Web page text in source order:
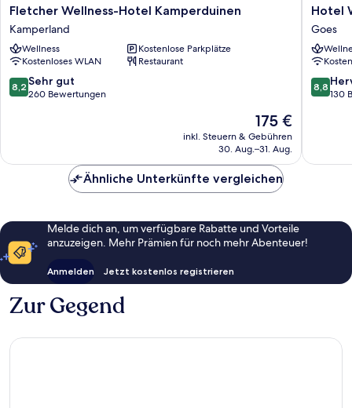
Fletcher
Wellness-
Hotel
Kamperduinen
Kamperland
Fletcher Wellness-Hotel Kamperduinen
Kamperland
Wellness
Kostenlose Parkplätze
Kostenloses WLAN
Restaurant
8.2
von
Bewertungen
8,2 Sehr gut
260 Bewertungen
Der
Preis
beträgt
175 €
inkl. Steuern & Gebühren
30. Aug.–31. Aug.
Hotel
Goes
Hotel
Goes
8.8
von
8,8
130
Ähnliche Unterkünfte vergleichen
Melde dich an, um verfügbare Rabatte und Vorteile
anzuzeigen. Mehr Prämien für noch mehr Abenteuer!
Anmelden Jetzt kostenlos registrieren
Zur Gegend